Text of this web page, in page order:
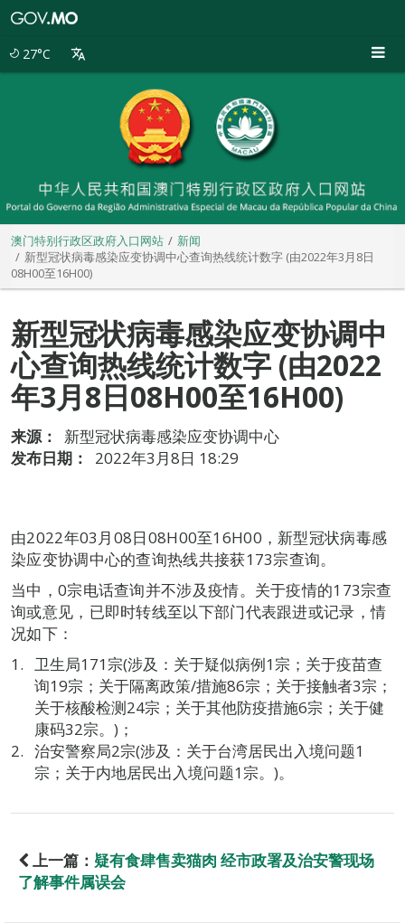
27°C
澳门特别行政区政府入口网站
新闻
新型冠状病毒感染应变协调中心查询热线统计数字 (由2022年3月8日
08H00至16H00)
新型冠状病毒感染应变协调中
心查询热线统计数字 (由2022
年3月8日08H00至16H00)
来源：
新型冠状病毒感染应变协调中心
发布日期：
2022年3月8日 18:29
由2022年03月08日08H00至16H00，新型冠状病毒感
染应变协调中心的查询热线共接获173宗查询。
当中，0宗电话查询并不涉及疫情。关于疫情的173宗查
询或意见，已即时转线至以下部门代表跟进或记录，情
况如下：
卫生局171宗(涉及：关于疑似病例1宗；关于疫苗查
询19宗；关于隔离政策/措施86宗；关于接触者3宗；
关于核酸检测24宗；关于其他防疫措施6宗；关于健
康码32宗。)；
治安警察局2宗(涉及：关于台湾居民出入境问题1
宗；关于内地居民出入境问题1宗。)。
上一篇： 疑有食肆售卖猫肉 经市政署及治安警现场
了解事件属误会